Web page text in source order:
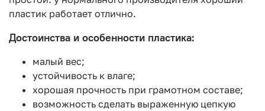
пластик работает отлично.
Достоинства и особенности пластика:
малый вес;
устойчивость к влаге;
хорошая прочность при грамотном составе;
возможность сделать выраженную цепкую